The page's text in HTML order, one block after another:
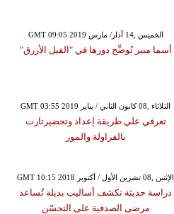
GMT 09:05 2019 الخميس ,14 آذار/ مارس
أسما منير تُوضِّح دورها في "الفيل الأزرق"
GMT 03:55 2019 الثلاثاء ,08 كانون الثاني / يناير
تعرفي علي طريقة إعداد وتحضيرتارت
بالفراولة والموز
GMT 10:15 2018 الإثنين ,08 تشرين الأول / أكتوبر
دراسة حديثة تكشف أساليب بديلة تُساعد
مرضى الصدفية على التحسّن